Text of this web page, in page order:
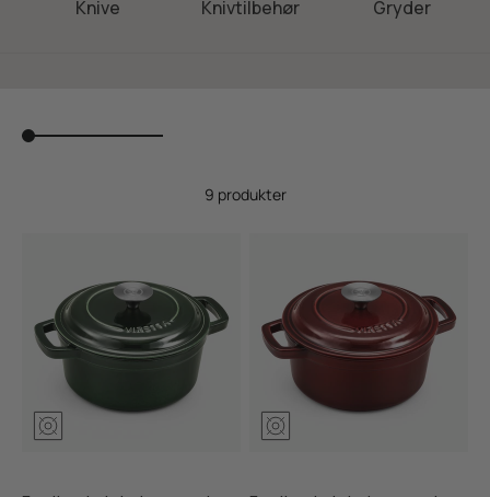
Knive Knivtilbehør Gryder
9 produkter
Mosgrøn Skifersort Mosgrøn